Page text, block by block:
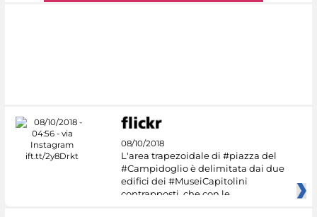
08/10/2018
L'area trapezoidale di #piazza del
#Campidoglio è delimitata dai due
edifici dei #MuseiCapitolini
contrapposti, che con le